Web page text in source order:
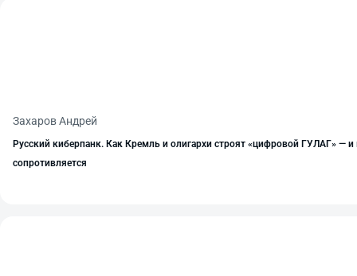
Захаров Андрей
Русский киберпанк. Как Кремль и олигархи строят «цифровой ГУЛАГ» — и
сопротивляется